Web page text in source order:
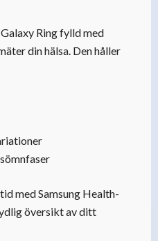
Ring fylld med
din hälsa. Den håller
med Samsung Health-
översikt av ditt